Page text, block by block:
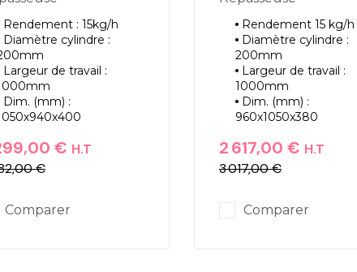
Rendement : 15kg/h
Diamètre cylindre :
Largeur de travail :
Dim. (mm) :
€ H.T
de base
€
Comparer
Rendement 15 kg/h
Diamètre cylindre :
200mm
Largeur de travail :
1000mm
Dim. (mm) :
960x1050x380
Prix
2 617,00 € H.T
Prix de base
3 017,00 €
Comparer